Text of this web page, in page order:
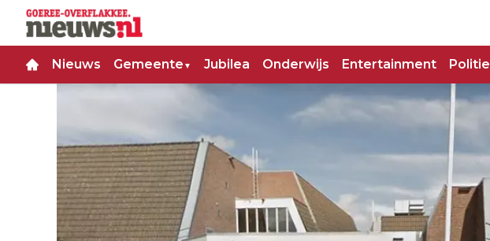
Nieuws Gemeente ▼ Jubilea Onderwijs Entertainment Politie